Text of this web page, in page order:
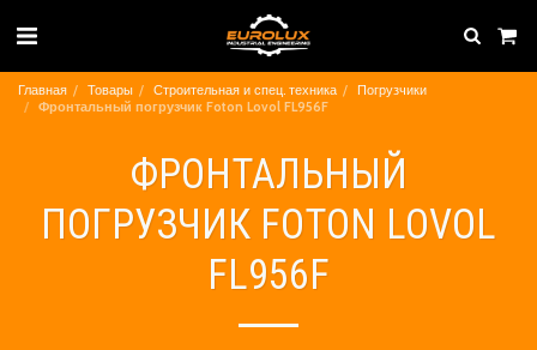
Главная Товары Строительная и спец. техника
Погрузчики
Фронтальный погрузчик Foton Lovol FL956F
ФРОНТАЛЬНЫЙ
ПОГРУЗЧИК FOTON LOVOL
FL956F